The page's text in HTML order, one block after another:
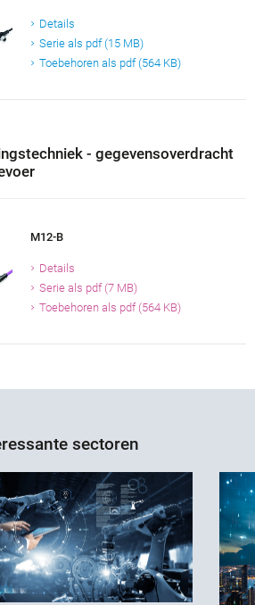
Details
Serie als pdf (15 MB)
Toebehoren als pdf (564 KB)
- gegevensoverdracht
M12-B
Details
Serie als pdf (7 MB)
Toebehoren als pdf (564 KB)
sectoren